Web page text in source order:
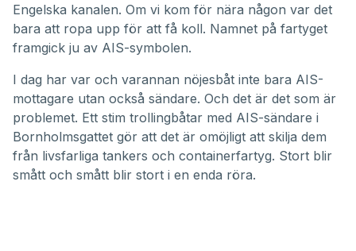
Engelska kanalen. Om vi kom för nära någon var det
bara att ropa upp för att få koll. Namnet på fartyget
framgick ju av AIS-symbolen.
I dag har var och varannan nöjesbåt inte bara AIS-
mottagare utan också sändare. Och det är det som är
problemet. Ett stim trollingbåtar med AIS-sändare i
Bornholmsgattet gör att det är omöjligt att skilja dem
från livsfarliga tankers och containerfartyg. Stort blir
smått och smått blir stort i en enda röra.